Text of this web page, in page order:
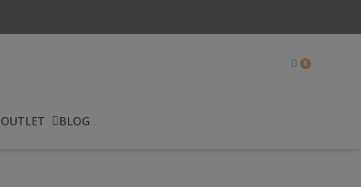
OUTLET BLOG